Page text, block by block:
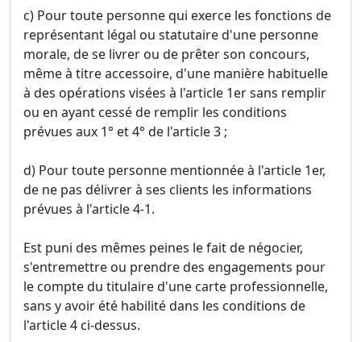
c) Pour toute personne qui exerce les fonctions de
représentant légal ou statutaire d'une personne
morale, de se livrer ou de prêter son concours,
même à titre accessoire, d'une manière habituelle
à des opérations visées à l'article 1er sans remplir
ou en ayant cessé de remplir les conditions
prévues aux 1° et 4° de l'article 3 ;
d) Pour toute personne mentionnée à l'article 1er,
de ne pas délivrer à ses clients les informations
prévues à l'article 4-1.
Est puni des mêmes peines le fait de négocier,
s'entremettre ou prendre des engagements pour
le compte du titulaire d'une carte professionnelle,
sans y avoir été habilité dans les conditions de
l'article 4 ci-dessus.